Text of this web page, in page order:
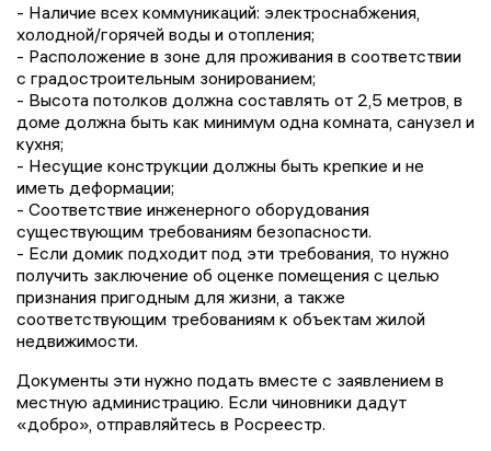
- Наличие всех коммуникаций: электроснабжения,
холодной/горячей воды и отопления;
- Расположение в зоне для проживания в соответствии
с градостроительным зонированием;
- Высота потолков должна составлять от 2,5 метров, в
доме должна быть как минимум одна комната, санузел и
кухня;
- Несущие конструкции должны быть крепкие и не
иметь деформации;
- Соответствие инженерного оборудования
существующим требованиям безопасности.
- Если домик подходит под эти требования, то нужно
получить заключение об оценке помещения с целью
признания пригодным для жизни, а также
соответствующим требованиям к объектам жилой
недвижимости.
Документы эти нужно подать вместе с заявлением в
местную администрацию. Если чиновники дадут
«добро», отправляйтесь в Росреестр.